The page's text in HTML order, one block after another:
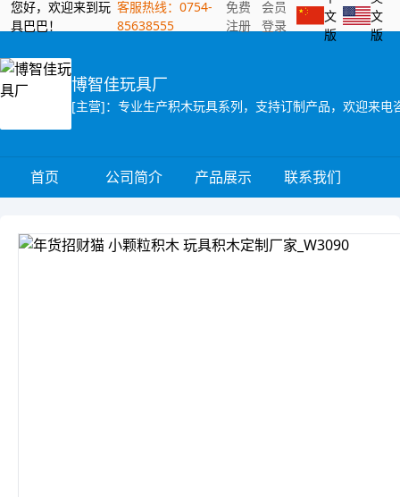
您好，欢迎来到玩
具巴巴！
客服热线：0754-
85638555
免费
注册
会员
登录
文
版
文
版
博智佳玩具厂
[主营]：专业生产积木玩具系列，支持订制产品，欢迎来电
首页 公司简介 产品展示 联系我们